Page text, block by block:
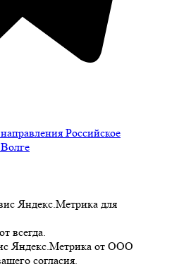
Российское
Яндекс.Метрика для
всегда.
Яндекс.Метрика от ООО
согласия.